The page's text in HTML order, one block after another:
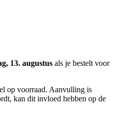
13. augustus als je bestelt voor
op voorraad. Aanvulling is
kan dit invloed hebben op de